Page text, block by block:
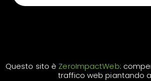
Questo sito è ZeroImpactWeb:
traffico web piantando